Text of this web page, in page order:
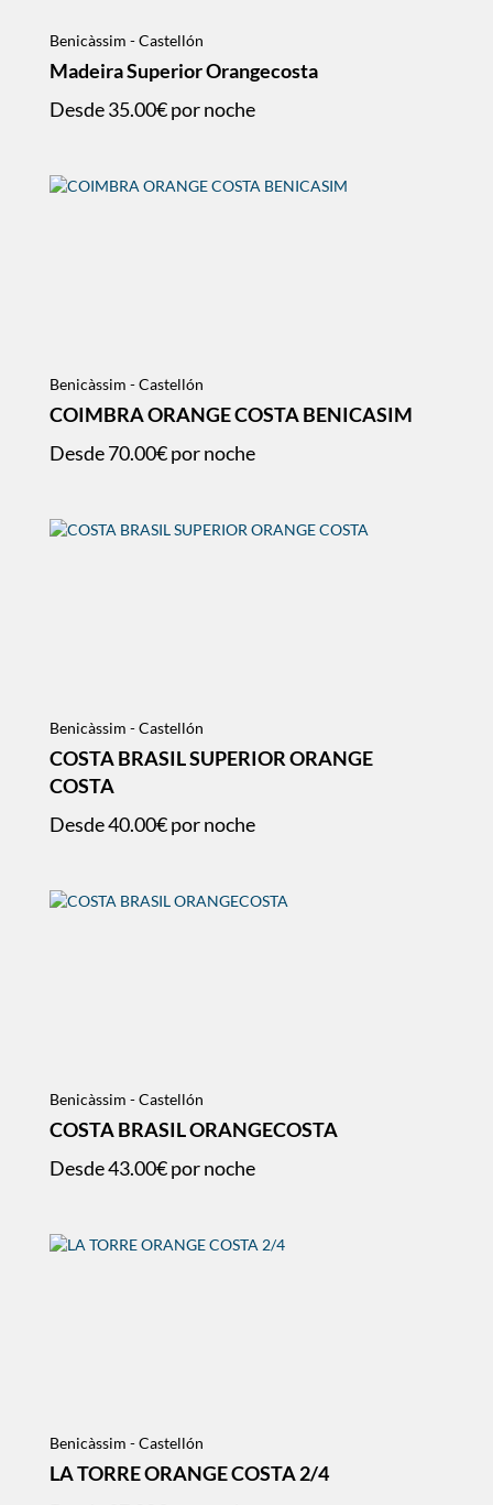
Benicàssim - Castellón
Madeira Superior Orangecosta
Desde35.00€por noche
Benicàssim - Castellón
COIMBRA ORANGE COSTA BENICASIM
Desde70.00€por noche
Benicàssim - Castellón
COSTA BRASIL SUPERIOR ORANGE
COSTA
Desde40.00€por noche
Benicàssim - Castellón
COSTA BRASIL ORANGECOSTA
Desde43.00€por noche
Benicàssim - Castellón
LA TORRE ORANGE COSTA 2/4